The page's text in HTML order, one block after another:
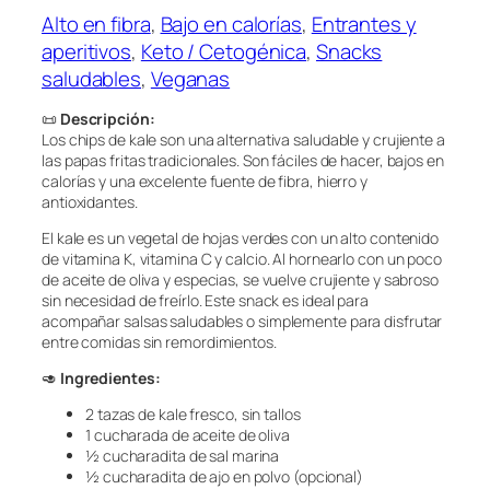
Alto en fibra, Bajo en calorías, Entrantes y
aperitivos, Keto / Cetogénica, Snacks
saludables, Veganas
📜 Descripción:
Los chips de kale son una alternativa saludable y crujiente a
las papas fritas tradicionales. Son fáciles de hacer, bajos en
calorías y una excelente fuente de fibra, hierro y
antioxidantes.
El kale es un vegetal de hojas verdes con un alto contenido
de vitamina K, vitamina C y calcio. Al hornearlo con un poco
de aceite de oliva y especias, se vuelve crujiente y sabroso
sin necesidad de freírlo. Este snack es ideal para
acompañar salsas saludables o simplemente para disfrutar
entre comidas sin remordimientos.
🥑 Ingredientes:
2 tazas de kale fresco, sin tallos
1 cucharada de aceite de oliva
½ cucharadita de sal marina
½ cucharadita de ajo en polvo (opcional)